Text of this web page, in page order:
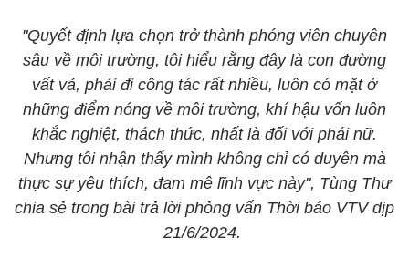
"Quyết định lựa chọn trở thành phóng viên chuyên
sâu về môi trường, tôi hiểu rằng đây là con đường
vất vả, phải đi công tác rất nhiều, luôn có mặt ở
những điểm nóng về môi trường, khí hậu vốn luôn
khắc nghiệt, thách thức, nhất là đối với phái nữ.
Nhưng tôi nhận thấy mình không chỉ có duyên mà
thực sự yêu thích, đam mê lĩnh vực này", Tùng Thư
chia sẻ trong bài trả lời phỏng vấn Thời báo VTV dịp
21/6/2024.